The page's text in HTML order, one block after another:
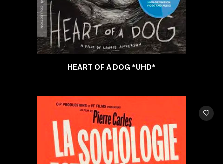
HEART OF A DOG *UHD*